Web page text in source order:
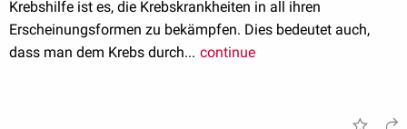
Krebshilfe ist es, die Krebskrankheiten in all ihren
Erscheinungsformen zu bekämpfen. Dies bedeutet auch,
dass man dem Krebs durch... continue